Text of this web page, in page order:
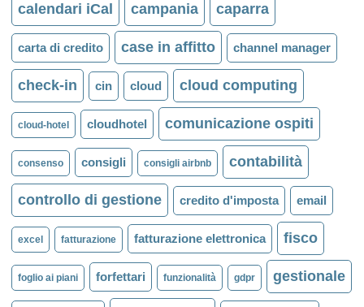
calendari iCal campania caparra
carta di credito case in affitto channel manager
check-in cin cloud cloud computing
cloud-hotel cloudhotel comunicazione ospiti
consenso consigli consigli airbnb contabilità
controllo di gestione credito d'imposta email
excel fatturazione fatturazione elettronica fisco
foglio ai piani forfettari funzionalità gdpr gestionale